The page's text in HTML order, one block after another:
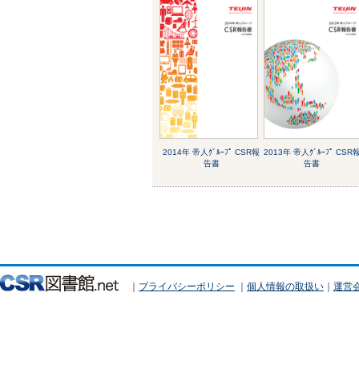
2014年 帝人ｸﾞﾙｰﾌﾟ CSR報
告書
2013年 帝人ｸﾞﾙｰﾌﾟ CSR
告書
｜ プライバシーポリシー ｜ 個人情報の取扱い ｜ 運営